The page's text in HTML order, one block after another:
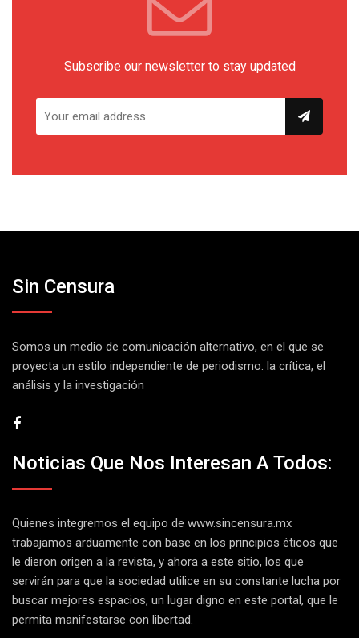
Subscribe our newsletter to stay updated
Sin Censura
Somos un medio de comunicación alternativo, en el que se
proyecta un estilo independiente de periodismo. la crítica, el
análisis y la investigación
Noticias Que Nos Interesan A Todos:
Quienes integremos el equipo de www.sincensura.mx
trabajamos arduamente con base en los principios éticos que
le dieron origen a la revista, y ahora a este sitio, los que
servirán para que la sociedad utilice en su constante lucha por
buscar mejores espacios, un lugar digno en este portal, que le
permita manifestarse con libertad.